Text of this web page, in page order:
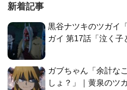
新着記事
黒谷ナツキのツガイ
ガイ 第17話「泣く子
ガブちゃん「余計な
しょ？」｜黄泉のツ